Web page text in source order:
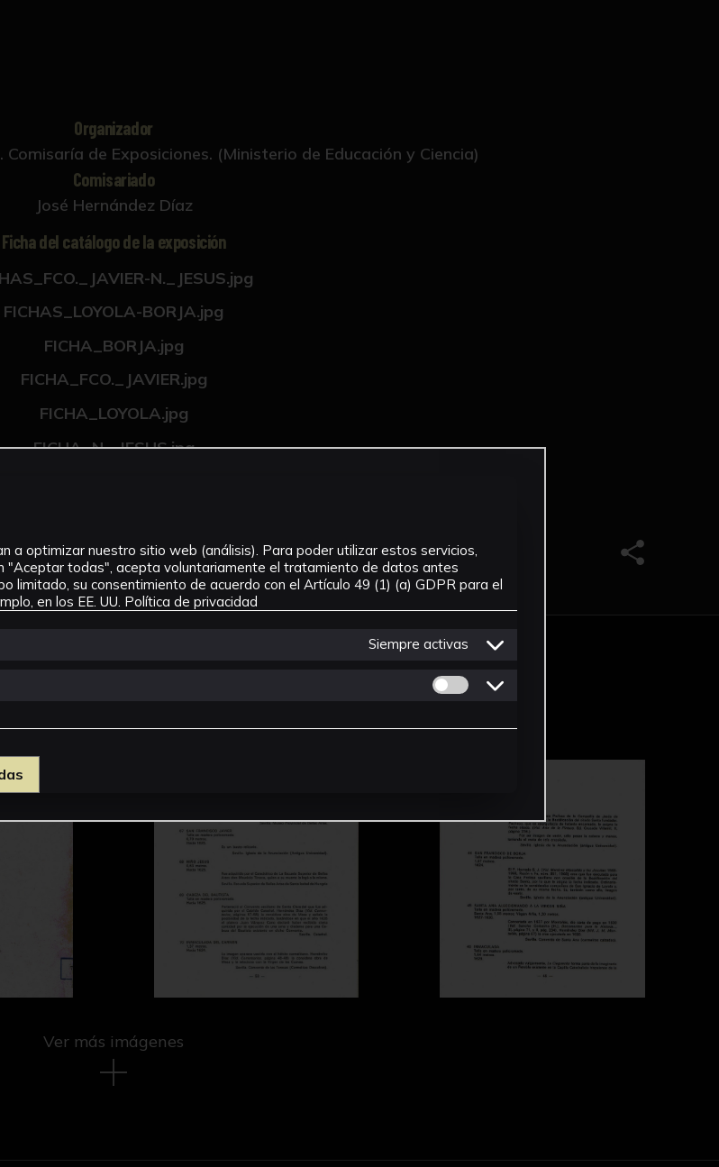
Organizador
de Exposiciones. (Ministerio de Educación y Ciencia)
Comisariado
José Hernández Díaz
Ficha del catálogo de la exposición
N._JESUS.jpg
FICHAS_LOYOLA-BORJA.jpg
FICHA_BORJA.jpg
FICHA_FCO._JAVIER.jpg
FICHA_LOYOLA.jpg
FICHA_N._JESUS.jpg
Compartir
Ver más imágenes
a optimizar nuestro sitio web (análisis). Para poder utilizar estos servicios,
"Aceptar todas", acepta voluntariamente el tratamiento de datos antes
limitado, su consentimiento de acuerdo con el Artículo 49 (1) (a) GDPR para el
en los EE. UU. Política de privacidad
Siempre activas
Permitir cookies de Personalizacion